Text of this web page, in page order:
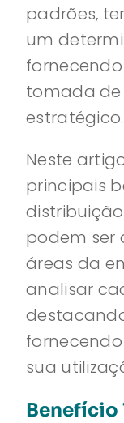
padrões,
um
tomada de
estratégico.
Neste
principais
podem ser
áreas da
analisar
sua
Benefício